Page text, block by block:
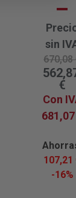
sin
670,08
€
Con
681,07
107,21
-16%